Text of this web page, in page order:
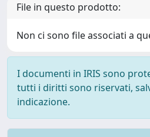
File in questo prodotto:
Non ci sono file associati a
I documenti in IRIS sono
tutti i diritti sono riservati,
indicazione.